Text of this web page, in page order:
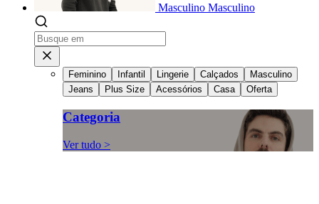
Masculino Masculino
Feminino Infantil Lingerie Calçados
Masculino
Jeans
Plus Size Acessórios Casa Oferta
Categoria
Ver tudo >